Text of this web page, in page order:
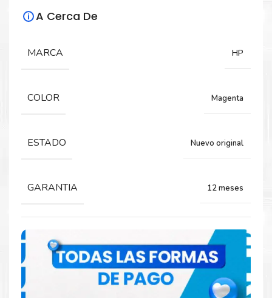
Para impresoras:
Rendimiento:
A Cerca De
MARCA HP
COLOR Magenta
ESTADO Nuevo original
GARANTIA 12 meses